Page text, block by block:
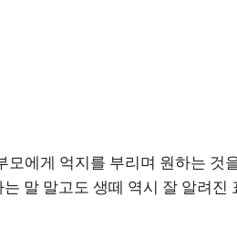
모에게 억지를 부리며 원하는 것
말 말고도 생떼 역시 잘 알려진